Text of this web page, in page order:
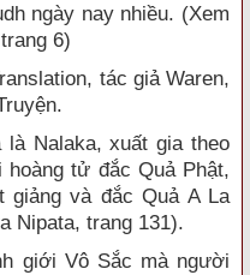
ngày nay nhiều. (Xem
6)
tác giả Waren,
Nalaka, xuất gia theo
tử đắc Quả Phật,
giảng và đắc Quả A La
Nipata, trang 131).
giới Vô Sắc mà người